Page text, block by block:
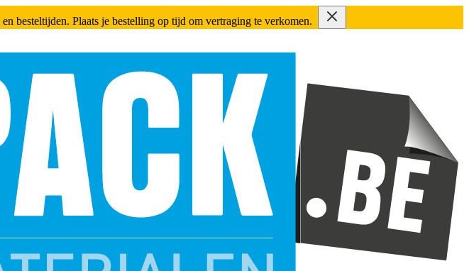
en besteltijden. Plaats je bestelling op tijd om vertraging te verkomen.